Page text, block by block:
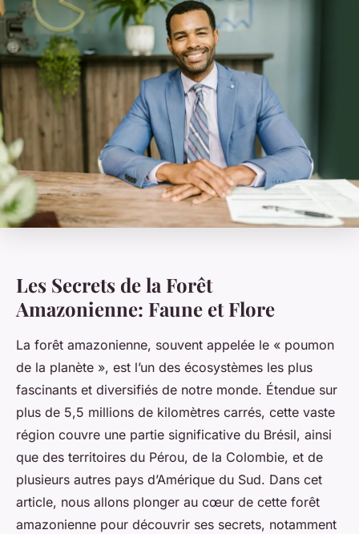
Les Secrets de la Forêt
Amazonienne: Faune et Flore
La forêt amazonienne, souvent appelée le « poumon
de la planète », est l’un des écosystèmes les plus
fascinants et diversifiés de notre monde. Étendue sur
plus de 5,5 millions de kilomètres carrés, cette vaste
région couvre une partie significative du Brésil, ainsi
que des territoires du Pérou, de la Colombie, et de
plusieurs autres pays d’Amérique du Sud. Dans cet
article, nous allons plonger au cœur de cette forêt
amazonienne pour découvrir ses secrets, notamment